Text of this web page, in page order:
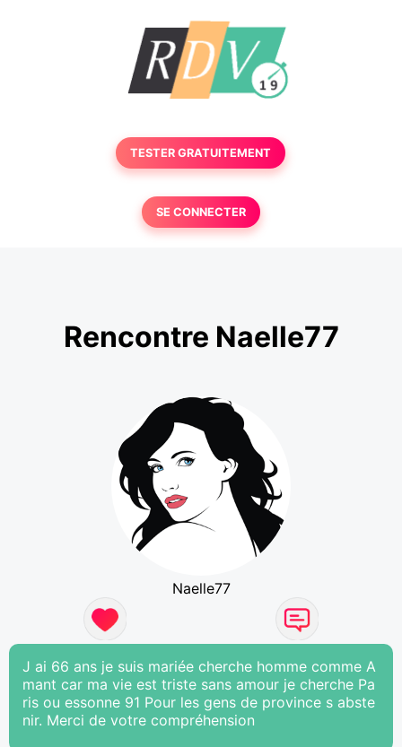
TESTER GRATUITEMENT
SE CONNECTER
Rencontre Naelle77
Naelle77
J ai 66 ans je suis mariée cherche homme comme A
mant car ma vie est triste sans amour je cherche Pa
ris ou essonne 91 Pour les gens de province s abste
nir. Merci de votre compréhension